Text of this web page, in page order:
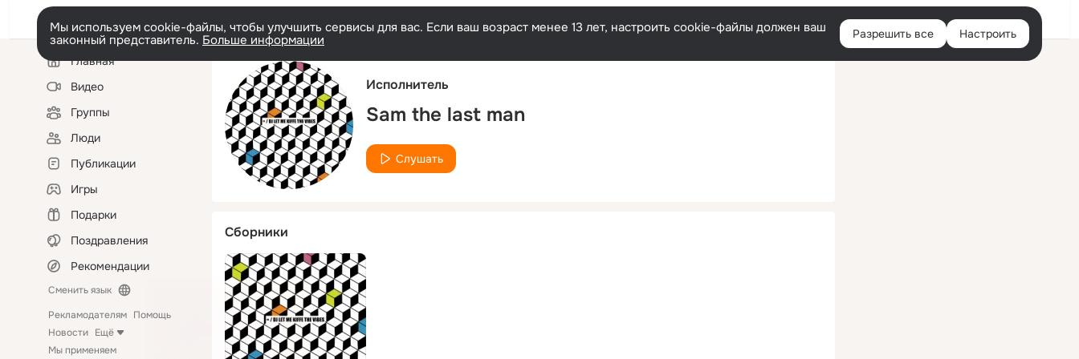
Русский Войти
Мы используем cookie-файлы, чтобы улучшить сервисы для вас. Если ваш возраст менее 13 лет, настроить cookie-файлы должен ваш
законный представитель. Больше информации Разрешить все Настроить
Левая
колонкаГлавная
Видео
Группы
Люди
Публикации
Игры
Подарки
Поздравления
Рекомендации
Сменить язык
Рекламодателям Помощь
Новости Ещё
Мы применяем
Исполнитель
Sam the last man
Слушать
Сборники